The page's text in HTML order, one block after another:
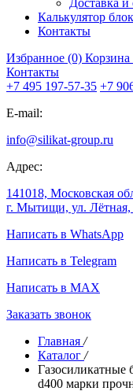
Калькулятор
Контакты
Избранное (0) Корзина
Контакты
+7 495 197-57-35 +7
E-mail:
info@silikat-group.ru
Адрес:
141018, Московская
г. Мытищи, ул. Лётная,
Написать в WhatsApp
Написать в Telegram
Написать в MAX
Заказать звонок
Главная /
Каталог /
Газосиликатные
d400 марки